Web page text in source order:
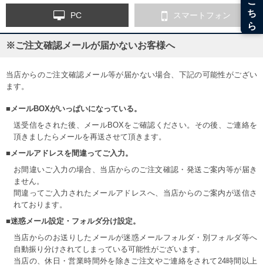
PC スマートフォン
※ご注文確認メールが届かないお客様へ
当店からのご注文確認メール等が届かない場合、下記の可能性がござい
ます。
■メールBOXがいっぱいになっている。
送受信をされた後、メールBOXをご確認ください。その後、ご連絡を
頂きましたらメールを再送させて頂きます。
■メールアドレスを間違ってご入力。
お間違いご入力の場合、当店からのご注文確認・発送ご案内等が届き
ません。
間違ってご入力されたメールアドレスへ、当店からのご案内が送信さ
れております。
■迷惑メール設定・フォルダ分け設定。
当店からのお送りしたメールが迷惑メールフォルダ・別フォルダ等へ
自動振り分けされてしまっている可能性がございます。
当店の、休日・営業時間外を除きご注文やご連絡をされて24時間以上